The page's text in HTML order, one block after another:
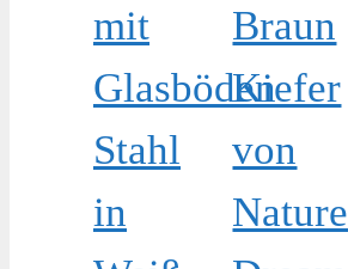
mit
Glasböden
Stahl
in
Braun
Kiefer
von
Nature